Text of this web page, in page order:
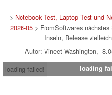
> Notebook Test, Laptop Test und
2026-05 > FromSoftwares
Inseln, Release
Autor: Vineet Washington,
loading failed!
loading